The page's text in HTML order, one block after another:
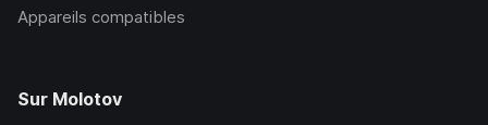
Appareils compatibles
Sur Molotov